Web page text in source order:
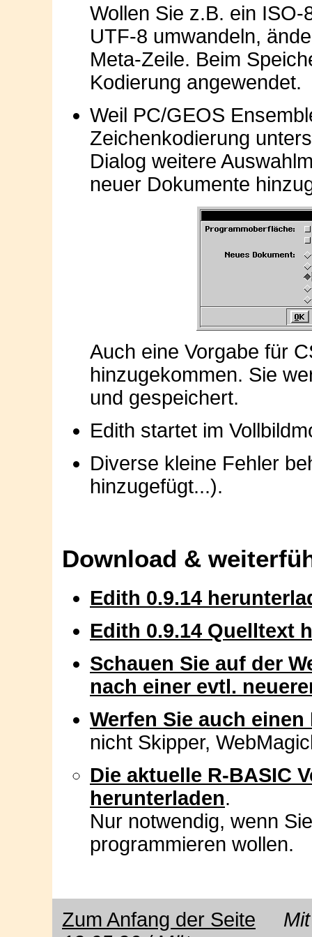
Wollen Sie z.B. ein
UTF-8 umwandeln,
Meta-Zeile. Beim
Kodierung angewendet.
Weil PC/GEOS
Zeichenkodierung
Dialog weitere
neuer Dokumente
Auch eine Vorgabe für
hinzugekommen. Sie
und gespeichert.
Edith startet im
Diverse kleine Fehler
hinzugefügt...).
Download &
Edith 0.9.14
Edith 0.9.14 Quelltext
Schauen Sie auf der
nach einer evtl.
Werfen Sie auch
nicht Skipper,
Die aktuelle R-BASIC
herunterladen.
Nur notwendig, wenn
programmieren wollen.
Zum Anfang der Seite
Mit